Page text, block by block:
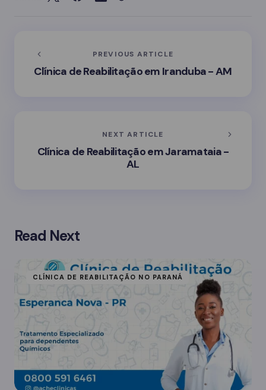
PREVIOUS ARTICLE
Clínica de Reabilitação em Iranduba - AM
NEXT ARTICLE
Clínica de Reabilitação em Jaramataia -
AL
Read Next
CLÍNICA DE REABILITAÇÃO NO PARANÁ